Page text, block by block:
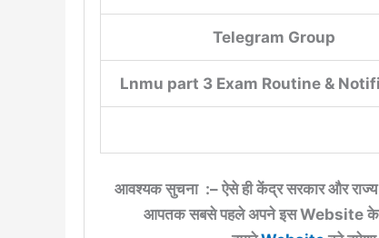
Telegram Group
Lnmu part 3 Exam Routine &
आवश्यक सुचना :– ऐसे ही केंद्र सरकार और राज्य
आपतक सबसे पहले अपने इस Website के